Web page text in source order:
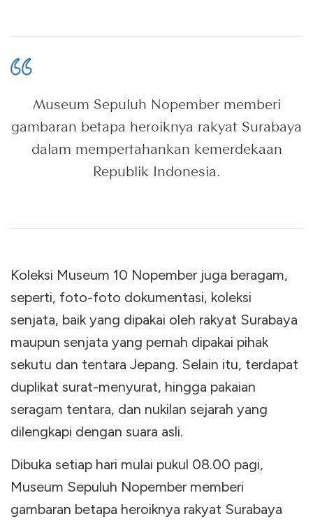
Museum Sepuluh Nopember memberi
gambaran betapa heroiknya rakyat Surabaya
dalam mempertahankan kemerdekaan
Republik Indonesia.
Koleksi Museum 10 Nopember juga beragam,
seperti, foto-foto dokumentasi, koleksi
senjata, baik yang dipakai oleh rakyat Surabaya
maupun senjata yang pernah dipakai pihak
sekutu dan tentara Jepang. Selain itu, terdapat
duplikat surat-menyurat, hingga pakaian
seragam tentara, dan nukilan sejarah yang
dilengkapi dengan suara asli.
Dibuka setiap hari mulai pukul 08.00 pagi,
Museum Sepuluh Nopember memberi
gambaran betapa heroiknya rakyat Surabaya